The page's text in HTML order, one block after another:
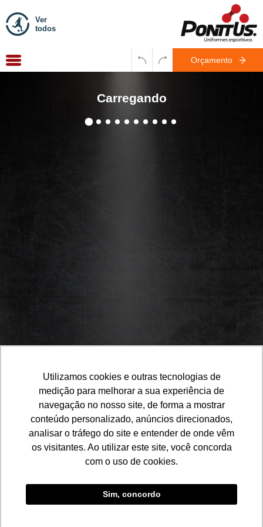
Ver
todos
Orçamento
Carregando
Utilizamos cookies e outras tecnologias de
medição para melhorar a sua experiência de
navegação no nosso site, de forma a mostrar
conteúdo personalizado, anúncios direcionados,
analisar o tráfego do site e entender de onde vêm
os visitantes. Ao utilizar este site, você concorda
com o uso de cookies.
Sim, concordo